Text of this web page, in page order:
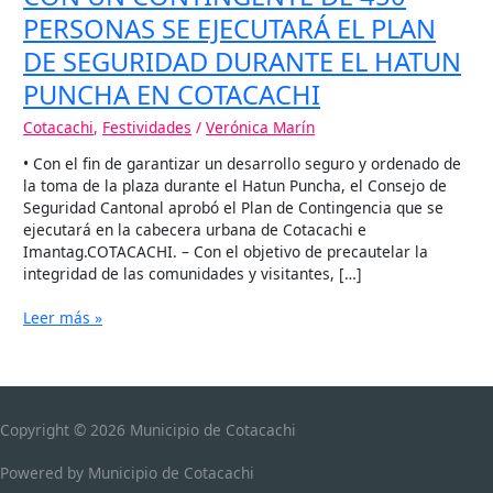
PERSONAS SE EJECUTARÁ EL PLAN
DE SEGURIDAD DURANTE EL HATUN
PUNCHA EN COTACACHI
Cotacachi, Festividades /Verónica Marín
• Con el fin de garantizar un desarrollo seguro y ordenado de
la toma de la plaza durante el Hatun Puncha, el Consejo de
Seguridad Cantonal aprobó el Plan de Contingencia que se
ejecutará en la cabecera urbana de Cotacachi e
Imantag.COTACACHI. – Con el objetivo de precautelar la
integridad de las comunidades y visitantes, […]
DURANTE
EL
HATUN
PUNCHA
EN
COTACACHI
Leer más »
Copyright © 2026 Municipio de Cotacachi
Powered by Municipio de Cotacachi